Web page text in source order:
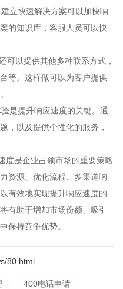
立快速解决方案可以加快响
的知识库，客服人员可以快
可以提供其他多种联系方式，
等。这样做可以为客户提供
是提升响应速度的关键。通
，以及提供个性化的服务，
度是企业占领市场的重要策略
资源、优化流程、多渠道响
有效地实现提升响应速度的
有助于增加市场份额、吸引
保持竞争优势。
80.html
400电话申请